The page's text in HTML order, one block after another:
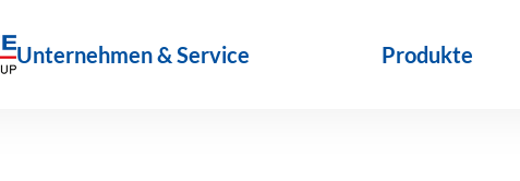
Unternehmen & Service Produkte